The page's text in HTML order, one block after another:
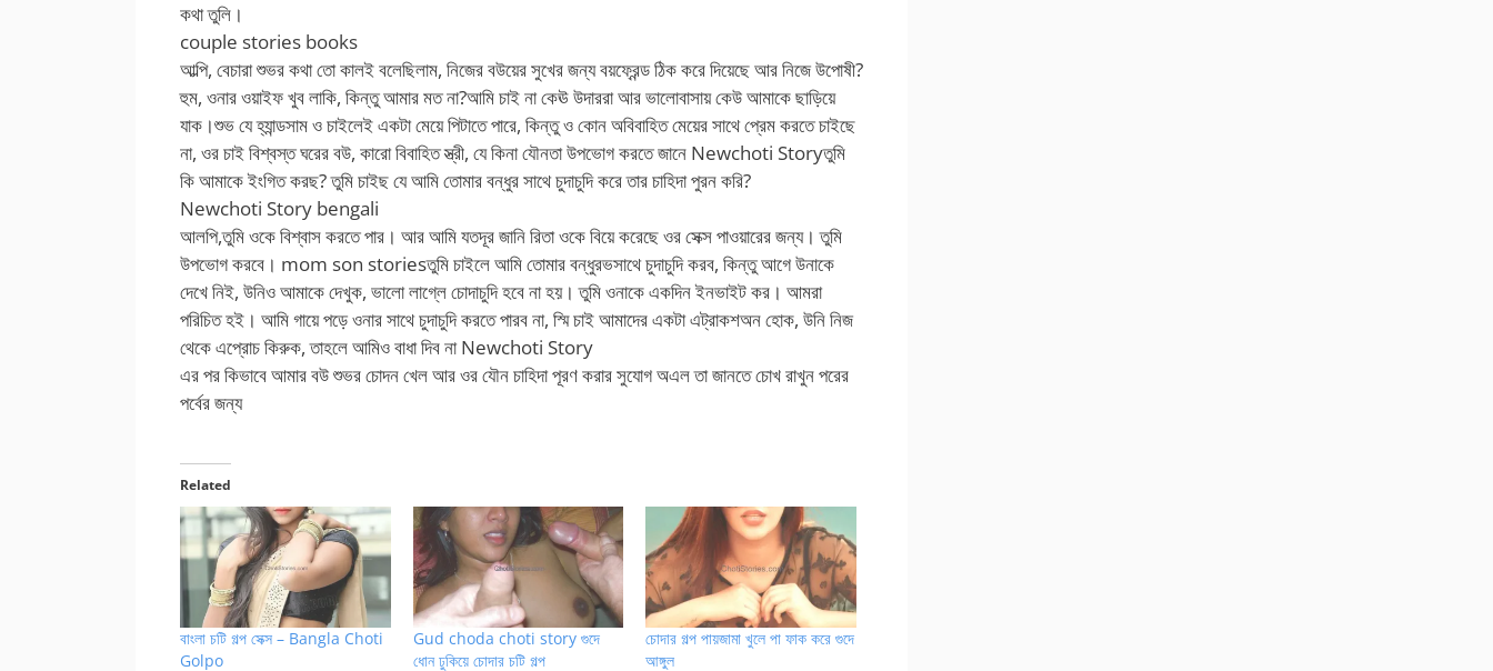
কথা তুলি।
couple stories books
আল্পি, বেচারা শুভর কথা তো কালই বলেছিলাম, নিজের বউয়ের সুখের জন্য বয়ফ্রেন্ড ঠিক করে দিয়েছে আর নিজে উপোষী?
হুম, ওনার ওয়াইফ খুব লাকি, কিন্তু আমার মত না?আমি চাই না কেঊ উদাররা আর ভালোবাসায় কেউ আমাকে ছাড়িয়ে
যাক।শুভ যে হ্যান্ডসাম ও চাইলেই একটা মেয়ে পিটাতে পারে, কিন্তু ও কোন অবিবাহিত মেয়ের সাথে প্রেম করতে চাইছে
না, ওর চাই বিশ্বস্ত ঘরের বউ, কারো বিবাহিত স্ত্রী, যে কিনা যৌনতা উপভোগ করতে জানে Newchoti Storyতুমি
কি আমাকে ইংগিত করছ? তুমি চাইছ যে আমি তোমার বন্ধুর সাথে চুদাচুদি করে তার চাহিদা পুরন করি?
Newchoti Story bengali
আলপি,তুমি ওকে বিশ্বাস করতে পার। আর আমি যতদূর জানি রিতা ওকে বিয়ে করেছে ওর সেক্স পাওয়ারের জন্য। তুমি
উপভোগ করবে। mom son storiesতুমি চাইলে আমি তোমার বন্ধুরভসাথে চুদাচুদি করব, কিন্তু আগে উনাকে
দেখে নিই, উনিও আমাকে দেখুক, ভালো লাগ্লে চোদাচুদি হবে না হয়। তুমি ওনাকে একদিন ইনভাইট কর। আমরা
পরিচিত হই। আমি গায়ে পড়ে ওনার সাথে চুদাচুদি করতে পারব না, স্মি চাই আমাদের একটা এট্রাকশঅন হোক, উনি নিজ
থেকে এপ্রোচ কিরুক, তাহলে আমিও বাধা দিব না Newchoti Story
এর পর কিভাবে আমার বউ শুভর চোদন খেল আর ওর যৌন চাহিদা পূরণ করার সুযোগ অএল তা জানতে চোখ রাখুন পরের
পর্বের জন্য
Related
বাংলা চটি গল্প সেক্স – Bangla Choti
Golpo
Gud choda choti story গুদে
ধোন ঢুকিয়ে চোদার চটি গল্প
চোদার গল্প পায়জামা খুলে পা ফাক করে গুদে
আঙ্গুল